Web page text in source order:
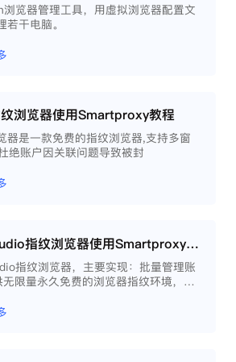
览器管理工具，用虚拟浏览器配置文
若干电脑。
浏览器使用Smartproxy教程
器是一款免费的指纹浏览器,支持多窗
绝账户因关联问题导致被封
Hubstudio指纹浏览器使用Smartproxy教程
指纹浏览器，主要实现：批量管理账
限量永久免费的浏览器指纹环境，并
。